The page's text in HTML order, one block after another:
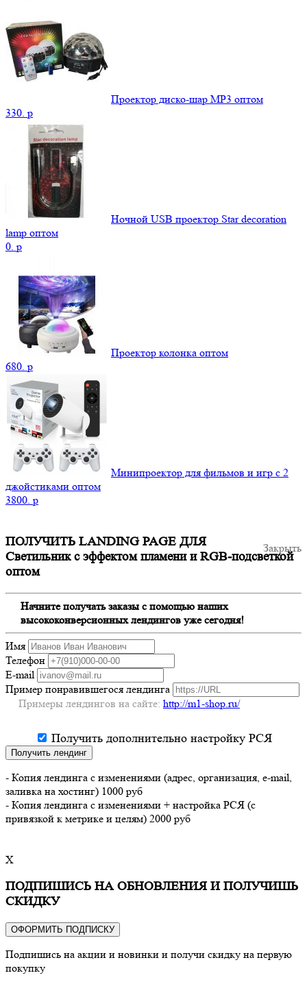
Проектор диско-шар MP3 оптом
330. p
Ночной USB проектор Star decoration
lamp оптом
0. p
Проектор колонка оптом
680. p
Минипроектор для фильмов и игр с 2
джойстиками оптом
3800. p
Закрыть
ПОЛУЧИТЬ LANDING PAGE ДЛЯ
Светильник с эффектом пламени и RGB-подсветкой
оптом
Начните получать заказы с помощью наших
высококонверсионных лендингов уже сегодня!
Имя
Телефон
E-mail
Пример понравившегося лендинга
Примеры лендингов на сайте: http://m1-shop.ru/
Получить дополнительно настройку РСЯ
Получить лендинг
- Копия лендинга с изменениями (адрес, организация, e-mail,
заливка на хостинг) 1000 руб
- Копия лендинга с изменениями + настройка РСЯ (с
привязкой к метрике и целям) 2000 руб
X
ПОДПИШИСЬ НА ОБНОВЛЕНИЯ И ПОЛУЧИШЬ
СКИДКУ
ОФОРМИТЬ ПОДПИСКУ
Подпишись на акции и новинки и получи скидку на первую
покупку